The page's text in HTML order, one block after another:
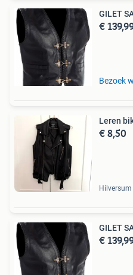
GILET
€
Bezoek
Leren
€ 8,50
Hilversum
GILET
€